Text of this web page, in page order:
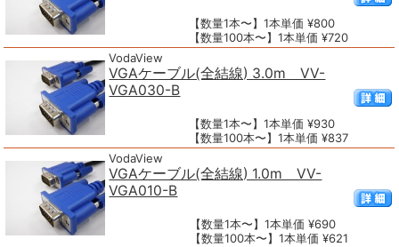
【数量1本〜】1本単価 ¥800
【数量100本〜】1本単価 ¥720
VodaView
VGAケーブル(全結線) 3.0m VV-
VGA030-B
【数量1本〜】1本単価 ¥930
【数量100本〜】1本単価 ¥837
VodaView
VGAケーブル(全結線) 1.0m VV-
VGA010-B
【数量1本〜】1本単価 ¥690
【数量100本〜】1本単価 ¥621